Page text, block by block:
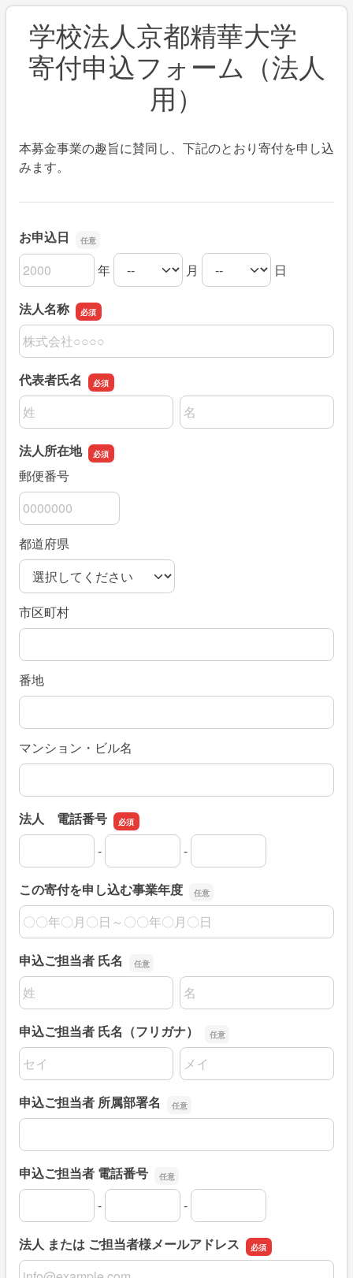
学校法人京都精華大学
寄付申込フォーム（法人
用）
本募金事業の趣旨に賛同し、下記のとおり寄付を申し込
みます。
お申込日
お申込日の年 年
お申込日の月 月
お申込日の日 日
法人名称
法人名称
代表者氏名
名前の姓
名前の名
法人所在地
郵便番号
都道府県
市区町村
番地
マンション・ビル名
法人 電話番号
法人 電話番号の市外局番
-
法人 電話番号の市内局番 -
法人 電話番号の加入者番号
この寄付を申し込む事業年度
この寄付を申し込む事業年度
申込ご担当者 氏名
名前の姓
名前の名
申込ご担当者 氏名（フリガナ）
名前の姓
名前の名
申込ご担当者 所属部署名
申込ご担当者 所属部署名
申込ご担当者 電話番号
申込ご担当者 電話番号の市外局番
-
申込ご担当者 電話番号の市内局番
-
申込ご担当者 電話番号の加入者番号
法人 または ご担当者様メールアドレス
法人 または ご担当者様メールアドレス